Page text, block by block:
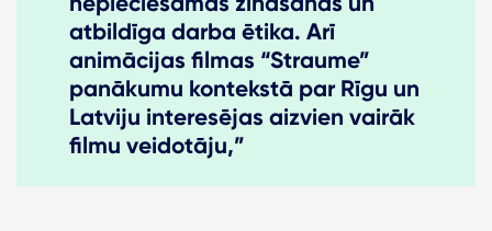
atbildīga darba ētika. Arī
animācijas filmas “Straume”
panākumu kontekstā par Rīgu un
Latviju interesējas aizvien vairāk
filmu veidotāju,”